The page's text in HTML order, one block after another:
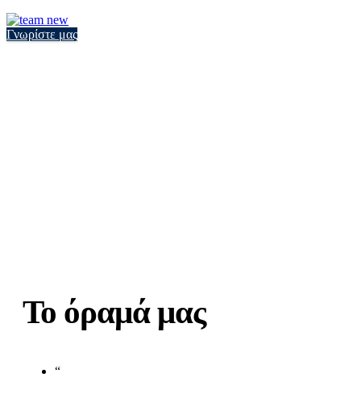
Γνωρίστε μας
Το όραμά μας
“